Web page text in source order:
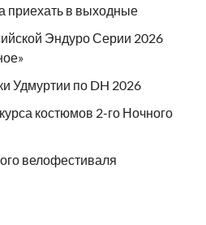
приехать в выходные
Эндуро Серии 2026
Удмуртии по DH 2026
костюмов 2-го Ночного
велофестиваля